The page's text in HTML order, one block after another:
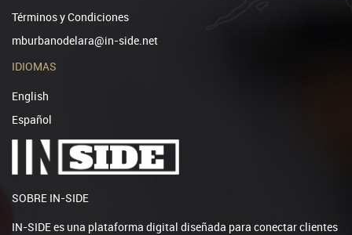
Términos y Condiciones
mburbanodelara@in-side.net
IDIOMAS
English
Español
SOBRE IN-SIDE
IN-SIDE es una plataforma digital diseñada para conectar clientes